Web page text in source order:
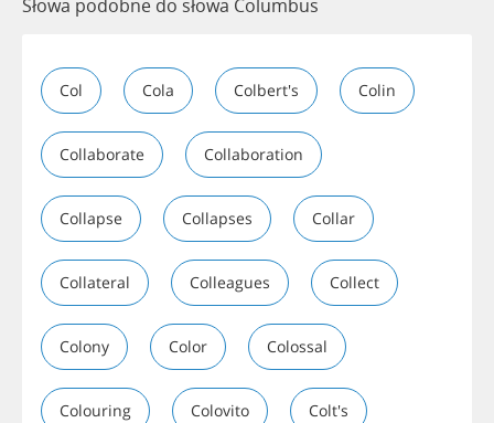
Słowa podobne do słowa Columbus
Col Cola Colbert's Colin
Collaborate Collaboration
Collapse Collapses Collar
Collateral Colleagues Collect
Colony Color Colossal
Colouring Colovito Colt's